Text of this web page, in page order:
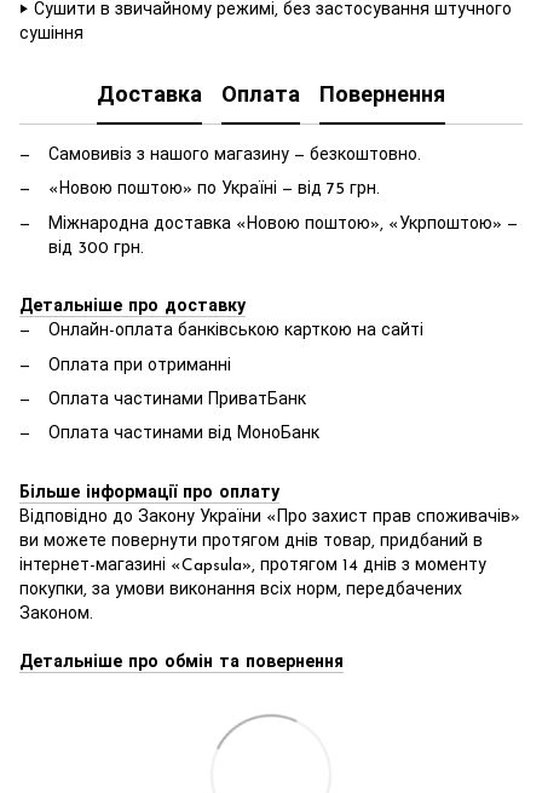
‣ Сушити в звичайному режимі, без застосування штучного
сушіння
Доставка Оплата Повернення
Самовивіз з нашого магазину — безкоштовно.
«Новою поштою» по Україні — від 75 грн.
Міжнародна доставка «Новою поштою», «Укрпоштою» —
від 300 грн.
Детальніше про доставку
Онлайн-оплата банківською карткою на сайті
Оплата при отриманні
Оплата частинами ПриватБанк
Оплата частинами від МоноБанк
Більше інформації про оплату
Відповідно до Закону України «Про захист прав споживачів»
ви можете повернути протягом днів товар, придбаний в
інтернет-магазині «Capsula», протягом 14 днів з моменту
покупки, за умови виконання всіх норм, передбачених
Законом.
Детальніше про обмін та повернення